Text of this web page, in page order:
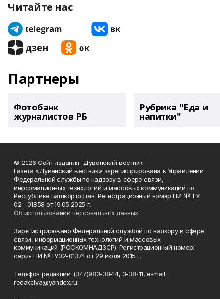
Читайте нас
Партнеры
Фотобанк
журналистов РБ
Рубрика "Еда и
напитки"
© 2026 Сайт издания "Дуванский вестник"
Газета «Дуванский вестник» зарегистрирована в Управлении
Федеральной службы по надзору в сфере связи,
информационных технологий и массовых коммуникаций по
Республике Башкортостан. Регистрационный номер ПИ № ТУ
02 - 01858 от 19.05.2025 г.
Об использовании персональных данных
Зарегистрировано Федеральной службой по надзору в сфере
связи, информационных технологий и массовых
коммуникаций (РОСКОМНАДЗОР). Регистрационный номер:
серия ПИ №ТУ02-01374 от 29 июля 2015 г.
Телефон редакции: (347)983-38-14, 3-38-11, e-mail:
redakciya@yandex.ru